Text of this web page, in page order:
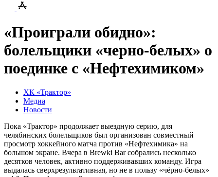
«Проиграли обидно»:
болельщики «черно-белых» о
поединке с «Нефтехимиком»
ХК «Трактор»
Медиа
Новости
Пока «Трактор» продолжает выездную серию, для
челябинских болельщиков был организован совместный
просмотр хоккейного матча против «Нефтехимика» на
большом экране. Вчера в Brewki Bar собрались несколько
десятков человек, активно поддерживавших команду. Игра
выдалась сверхрезультативная, но не в пользу «чёрно-белых»